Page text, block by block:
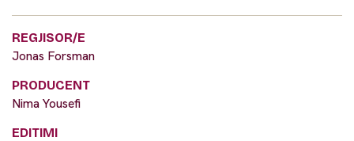
REGJISOR/E
Jonas Forsman
PRODUCENT
Nima Yousefi
EDITIMI